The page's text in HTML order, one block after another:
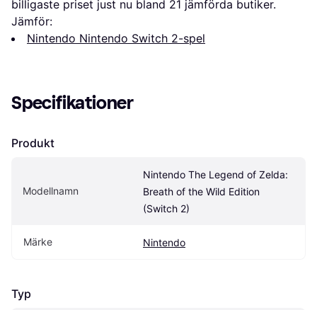
billigaste priset just nu bland 21 jämförda butiker.
Jämför:
Nintendo Nintendo Switch 2-spel
Specifikationer
Produkt
Modellnamn
Nintendo The Legend of Zelda:
Breath of the Wild Edition
(Switch 2)
Märke Nintendo
Typ